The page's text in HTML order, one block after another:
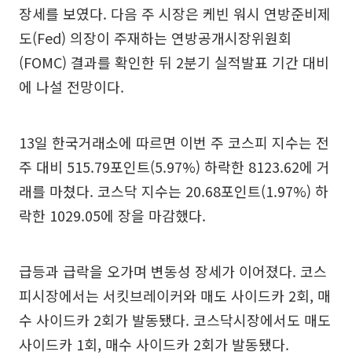
장세를 보였다. 다음 주 시장은 케빈 워시 연방준비제
도(Fed) 의장이 주재하는 연방공개시장위원회
(FOMC) 결과를 확인한 뒤 2분기 실적발표 기간 대비
에 나설 전망이다.
13일 한국거래소에 따르면 이번 주 코스피 지수는 전
주 대비 515.79포인트(5.97%) 하락한 8123.62에 거
래를 마쳤다. 코스닥 지수는 20.68포인트(1.97%) 하
락한 1029.05에 장을 마감했다.
급등과 급락을 오가며 변동성 장세가 이어졌다. 코스
피시장에서는 서킷브레이커와 매도 사이드카 2회, 매
수 사이드카 2회가 발동됐다. 코스닥시장에서도 매도
사이드카 1회, 매수 사이드카 2회가 발동됐다.